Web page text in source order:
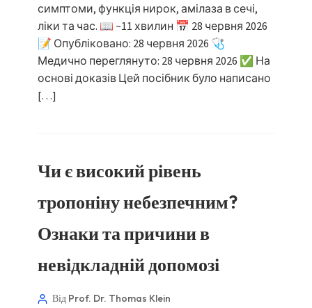
симптоми, функція нирок, амілаза в сечі,
ліки та час. 📖 ~11 хвилин 📅 28 червня 2026
📝 Опубліковано: 28 червня 2026 🩺
Медично переглянуто: 28 червня 2026 ✅ На
основі доказів Цей посібник було написано
[…]
Чи є високий рівень
тропоніну небезпечним?
Ознаки та причини в
невідкладній допомозі
Від Prof. Dr. Thomas Klein